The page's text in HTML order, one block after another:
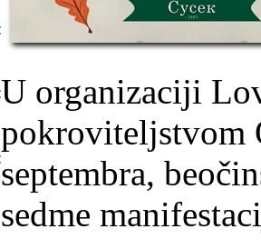
U organizaciji
pokroviteljstvom
septembra,
sedme